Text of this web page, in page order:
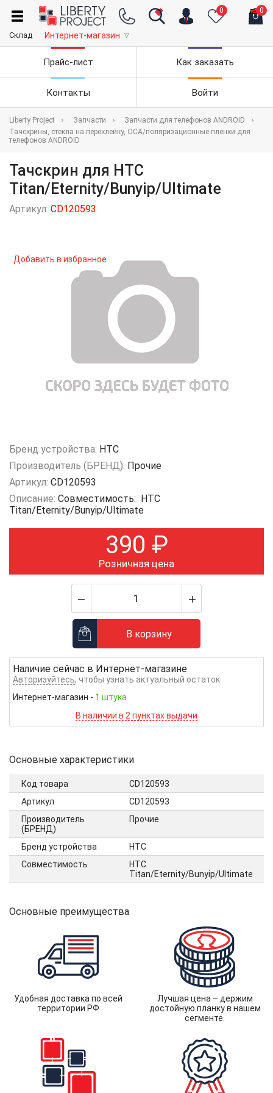
0 0
Склад Интернет-магазин ▽
Прайс-лист Как заказать
Контакты Войти
Liberty Project Запчасти
Запчасти для телефонов ANDROID
Тачскрины, стекла на переклейку, OCA/поляризационные пленки для
телефонов ANDROID
Тачскрин для HTC
Titan/Eternity/Bunyip/Ultimate
Артикул: CD120593
Добавить в избранное
Бренд устройства: HTC
Производитель (БРЕНД): Прочие
Артикул: CD120593
Описание: Совместимость: HTC
Titan/Eternity/Bunyip/Ultimate
390 ₽
Розничная цена
В корзину
Наличие сейчас в Интернет-магазине
Авторизуйтесь, чтобы узнать актуальный остаток
Интернет-магазин - 1 штука
В наличии в 2 пунктах выдачи
Основные характеристики
Код товара
CD120593
Артикул
CD120593
Производитель
(БРЕНД)
Прочие
Бренд устройства
HTC
Совместимость
HTC
Titan/Eternity/Bunyip/Ultimate
Основные преимущества
Удобная доставка по всей
территории РФ
Лучшая цена – держим
достойную планку в нашем
сегменте.